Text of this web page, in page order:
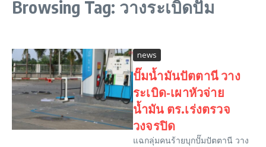
Browsing Tag: วางระเบิดปั๊ม
news
ปั๊มน้ำมันปัตตานี วาง
ระเบิด-เผาหัวจ่าย
น้ำมัน ตร.เร่งตรวจ
วงจรปิด
แฉกลุ่มคนร้ายบุกปั๊มปัตตานี วาง